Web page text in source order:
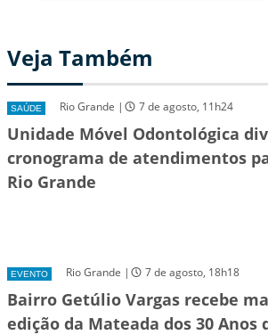
Veja Também
SAÚDE Rio Grande | 7 de agosto, 11h24
Unidade Móvel Odontológica
cronograma de atendimentos
Rio Grande
EVENTO Rio Grande | 7 de agosto, 18h18
Bairro Getúlio Vargas recebe
edição da Mateada dos 30 Anos